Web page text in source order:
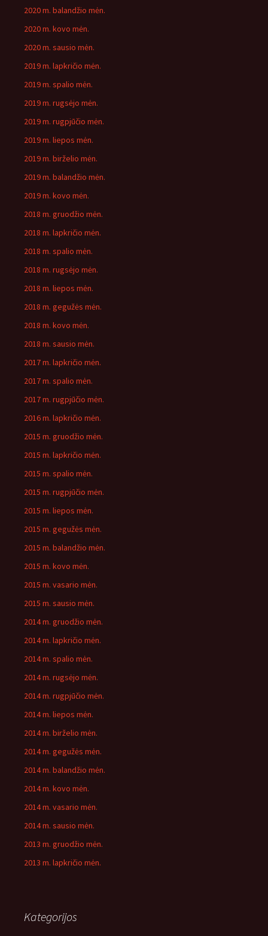
2020 m. balandžio mėn.
2020 m. kovo mėn.
2020 m. sausio mėn.
2019 m. lapkričio mėn.
2019 m. spalio mėn.
2019 m. rugsėjo mėn.
2019 m. rugpjūčio mėn.
2019 m. liepos mėn.
2019 m. birželio mėn.
2019 m. balandžio mėn.
2019 m. kovo mėn.
2018 m. gruodžio mėn.
2018 m. lapkričio mėn.
2018 m. spalio mėn.
2018 m. rugsėjo mėn.
2018 m. liepos mėn.
2018 m. gegužės mėn.
2018 m. kovo mėn.
2018 m. sausio mėn.
2017 m. lapkričio mėn.
2017 m. spalio mėn.
2017 m. rugpjūčio mėn.
2016 m. lapkričio mėn.
2015 m. gruodžio mėn.
2015 m. lapkričio mėn.
2015 m. spalio mėn.
2015 m. rugpjūčio mėn.
2015 m. liepos mėn.
2015 m. gegužės mėn.
2015 m. balandžio mėn.
2015 m. kovo mėn.
2015 m. vasario mėn.
2015 m. sausio mėn.
2014 m. gruodžio mėn.
2014 m. lapkričio mėn.
2014 m. spalio mėn.
2014 m. rugsėjo mėn.
2014 m. rugpjūčio mėn.
2014 m. liepos mėn.
2014 m. birželio mėn.
2014 m. gegužės mėn.
2014 m. balandžio mėn.
2014 m. kovo mėn.
2014 m. vasario mėn.
2014 m. sausio mėn.
2013 m. gruodžio mėn.
2013 m. lapkričio mėn.
Kategorijos